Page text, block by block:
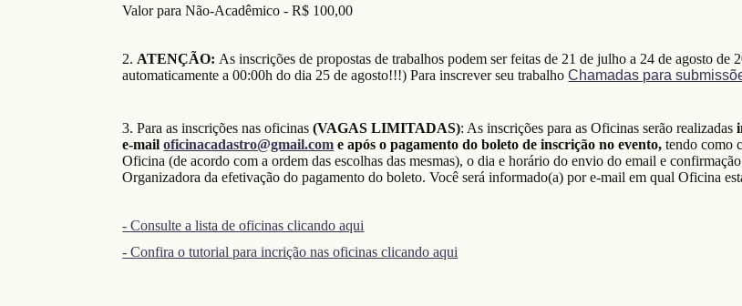
Valor para Não-Acadêmico - R$ 100,00
2. ATENÇÃO: As inscrições de propostas de trabalhos podem ser feitas de 21 de julho a 24 de agosto de
automaticamente a 00:00h do dia 25 de agosto!!!) Para inscrever seu trabalhoChamadas para
3. Para as inscrições nas oficinas (VAGAS LIMITADAS): As inscrições para as Oficinas serão realizadas
e-mailoficinacadastro@gmail.com e após o pagamento do boleto de inscrição no evento,tendo como
Oficina (de acordo com a ordem das escolhas das mesmas), o dia e horário do envio do email e
Organizadora da efetivação do pagamento do boleto. Você será informado(a) por e-mail em qual Oficina
- Consulte a lista de oficinas clicando aqui
- Confira o tutorial para incrição nas oficinas clicando aqui